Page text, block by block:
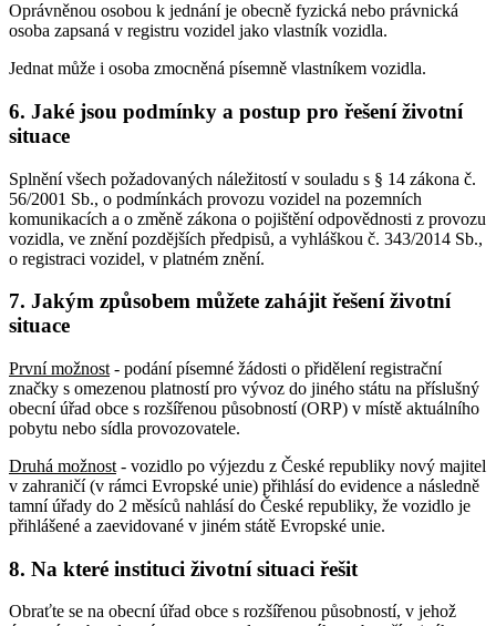
Oprávněnou osobou k jednání je obecně fyzická nebo právnická
osoba zapsaná v registru vozidel jako vlastník vozidla.
Jednat může i osoba zmocněná písemně vlastníkem vozidla.
6. Jaké jsou podmínky a postup pro řešení životní
situace
Splnění všech požadovaných náležitostí v souladu s § 14 zákona č.
56/2001 Sb., o podmínkách provozu vozidel na pozemních
komunikacích a o změně zákona o pojištění odpovědnosti z provozu
vozidla, ve znění pozdějších předpisů, a vyhláškou č. 343/2014 Sb.,
o registraci vozidel, v platném znění.
7. Jakým způsobem můžete zahájit řešení životní
situace
První možnost - podání písemné žádosti o přidělení registrační
značky s omezenou platností pro vývoz do jiného státu na příslušný
obecní úřad obce s rozšířenou působností (ORP) v místě aktuálního
pobytu nebo sídla provozovatele.
Druhá možnost - vozidlo po výjezdu z České republiky nový majitel
v zahraničí (v rámci Evropské unie) přihlásí do evidence a následně
tamní úřady do 2 měsíců nahlásí do České republiky, že vozidlo je
přihlášené a zaevidované v jiném státě Evropské unie.
8. Na které instituci životní situaci řešit
Obraťte se na obecní úřad obce s rozšířenou působností, v jehož